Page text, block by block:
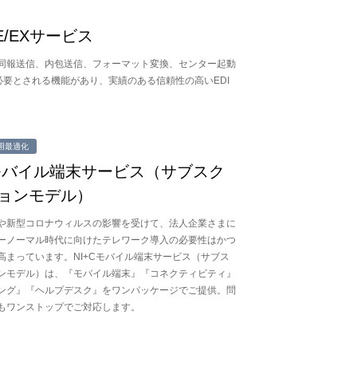
EXサービス
報送信、内包送信、フォーマット変換、センター起動
とされる機能があり、実績のある信頼性の高いEDI
最適化
イル端末サービス（サブスク
ンモデル）
新型コロナウィルスの影響を受けて、法人企業さまに
ノーマル時代に向けたテレワーク導入の必要性はかつ
まっています。NI+Cモバイル端末サービス（サブス
モデル）は、『モバイル端末』『コネクティビティ』
グ』『ヘルプデスク』をワンパッケージでご提供。問
ワンストップでご対応します。